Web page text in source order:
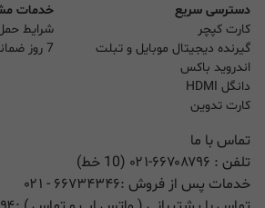
دسترسی سریع
کارت کپچر
گیرنده دیجیتال موبایل و تبلت
اندروید باکس
دانگل HDMI
کارت تدوین
خدمات
شرایط
7 روز ضمانت بازگشت کالا
تماس با ما
تلفن : ۰۲۱-۶۶۷۰۸۷۹۶ (10 خط)
خدمات پس از فروش :۶۶۷۳۴۳۴۶ - ۰۲۱